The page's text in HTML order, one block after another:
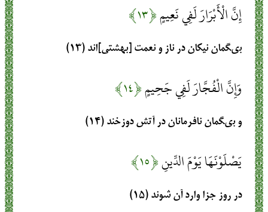
إِنَّ الْأَبْرَارَ لَفِي نَعِيمٍ﴿۱۳﴾
بى‏گمان نيكان در ناز و نعمت [بهشتى‏]اند (۱۳)
وَإِنَّ الْفُجَّارَ لَفِي جَحِيمٍ﴿۱۴﴾
و بى‏گمان نافرمانان در آتش دوزخند (۱۴)
يَصْلَوْنَهَا يَوْمَ الدِّينِ﴿۱۵﴾
در روز جزا وارد آن شوند (۱۵)